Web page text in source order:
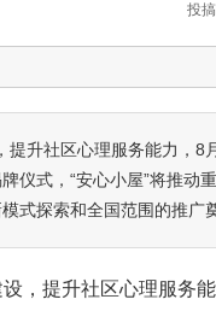
投搞
升社区心理服务能力，8
仪式，“安心小屋”将推动
式探索和全国范围的推广
，提升社区心理服务